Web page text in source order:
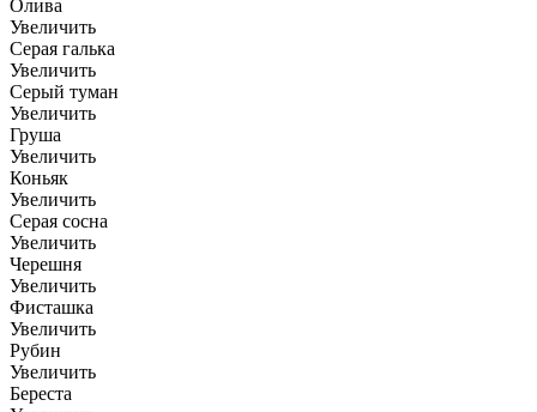
Олива
Увеличить
Серая галька
Увеличить
Серый туман
Увеличить
Груша
Увеличить
Коньяк
Увеличить
Серая сосна
Увеличить
Черешня
Увеличить
Фисташка
Увеличить
Рубин
Увеличить
Береста